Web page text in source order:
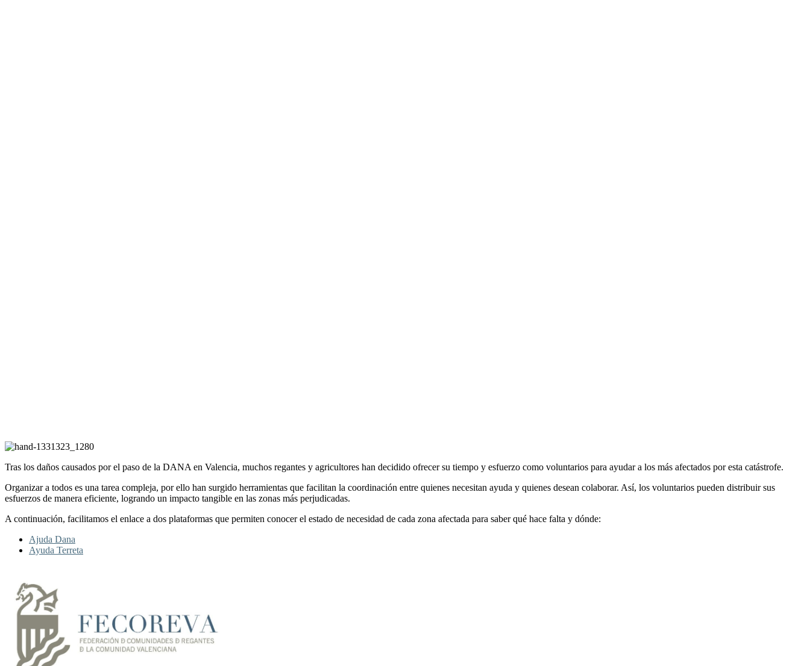
Tras los daños causados por el paso de la DANA en Valencia, muchos regantes y agricultores han decidido ofrecer su tiempo y esfuerzo como voluntarios para ayudar a los más afectados por esta catástrofe.
Organizar a todos es una tarea compleja, por ello han surgido herramientas que facilitan la coordinación entre quienes necesitan ayuda y quienes desean colaborar. Así, los voluntarios pueden distribuir sus
esfuerzos de manera eficiente, logrando un impacto tangible en las zonas más perjudicadas.
A continuación, facilitamos el enlace a dos plataformas que permiten conocer el estado de necesidad de cada zona afectada para saber qué hace falta y dónde:
Ajuda Dana
Ayuda Terreta